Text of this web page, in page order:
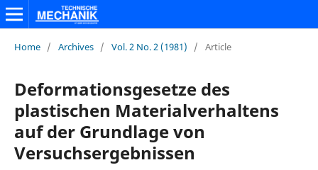
Home / Archives / Vol. 2 No. 2 (1981) / Article
Deformationsgesetze des
plastischen Materialverhaltens
auf der Grundlage von
Versuchsergebnissen